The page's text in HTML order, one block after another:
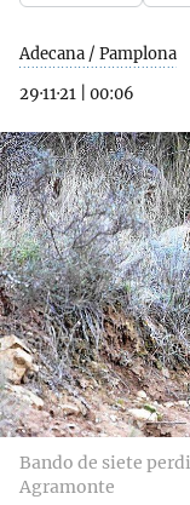
Adecana / Pamplona
29·11·21
00:06
Bando de siete
Agramonte